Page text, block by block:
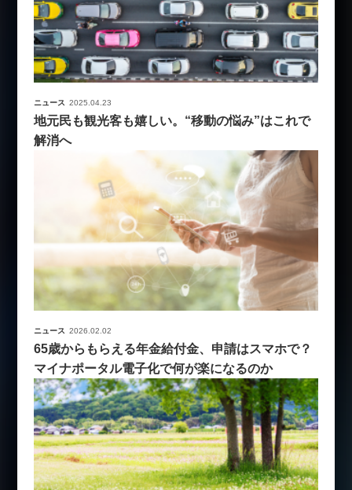
ニュース 2025.04.23
地元民も観光客も嬉しい。“移動の悩み”はこれで
解消へ
ニュース 2026.02.02
65歳からもらえる年金給付金、申請はスマホで？
マイナポータル電子化で何が楽になるのか